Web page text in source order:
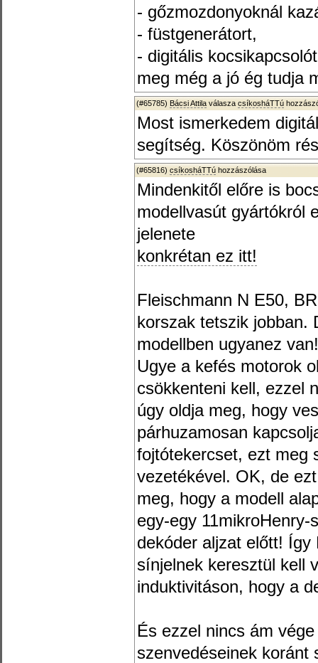
- gőzmozdonyoknál
- füstgenerátort,
- digitális
meg még a jó ég tudja
(#65785) Bácsi Attila válasza csíkosháTTú
Most ismerkedem
segítség. Köszönöm
(#65816) csíkosháTTú hozzászólása
Mindenkitől előre is
modellvasút gyártókról
jelenete
konkrétan ez itt!
Fleischmann N E50,
korszak tetszik jobban.
modellben ugyanez van!
Ugye a kefés motorok
csökkenteni kell, ezzel
úgy oldja meg, hogy
párhuzamosan
fojtótekercset, ezt meg
vezetékével. OK, de
meg, hogy a modell
egy-egy
dekóder aljzat előtt! Így
sínjelnek keresztül kell
induktivitáson, hogy a
És ezzel nincs ám
szenvedéseinek koránt